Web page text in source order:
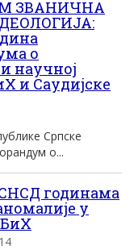
ЗВАНИЧНА
о
научној
и Саудијске
Српске
о...
годинама
у